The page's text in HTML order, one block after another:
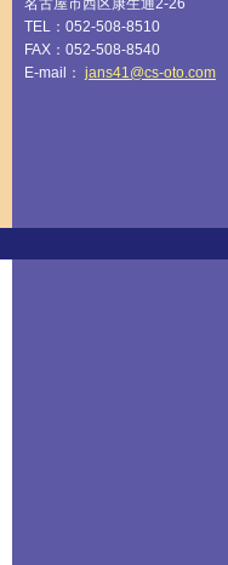
名古屋市西区康生通2-26
TEL：052-508-8510
FAX：052-508-8540
E-mail： jans41@cs-oto.com